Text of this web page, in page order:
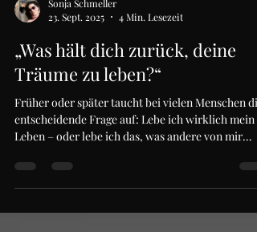
23. Sept. 2025
4 Min. Lesezeit
„Was hält dich zurück, deine
Träume zu leben?“
Früher oder später taucht bei vielen Menschen die
entscheidende Frage auf: Lebe ich wirklich mein
Leben – oder lebe ich das, was andere von mir